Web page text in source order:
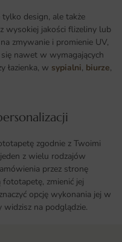
design, ale także
wysokiej jakości flizeliny lub
zmywanie i promienie UV,
nawet w wymagających
łazienka, w sypialni, biurze,
zgodnie z Twoimi
z wielu rodzajów
przez stronę
zmienić jej
opcję wykonania jej w
na podglądzie.